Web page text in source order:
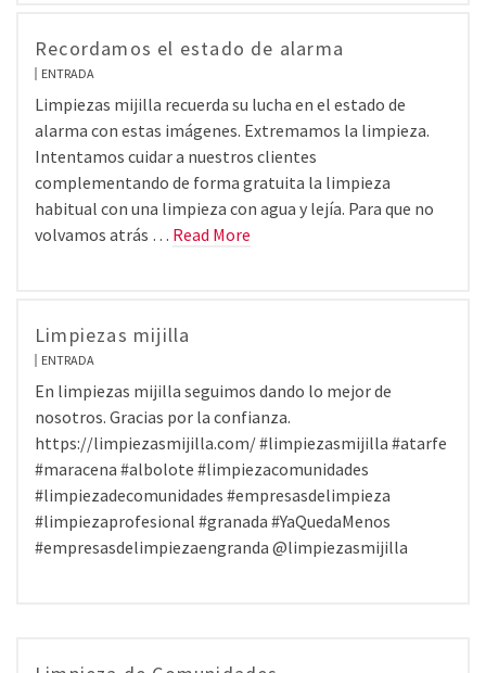
Recordamos el estado de alarma
ENTRADA
Limpiezas mijilla recuerda su lucha en el estado de
alarma con estas imágenes. Extremamos la limpieza.
Intentamos cuidar a nuestros clientes
complementando de forma gratuita la limpieza
habitual con una limpieza con agua y lejía. Para que no
volvamos atrás … Read More
Limpiezas mijilla
ENTRADA
En limpiezas mijilla seguimos dando lo mejor de
nosotros. Gracias por la confianza.
https://limpiezasmijilla.com/ #limpiezasmijilla #atarfe
#maracena #albolote #limpiezacomunidades
#limpiezadecomunidades #empresasdelimpieza
#limpiezaprofesional #granada #YaQuedaMenos
#empresasdelimpiezaengranda @limpiezasmijilla